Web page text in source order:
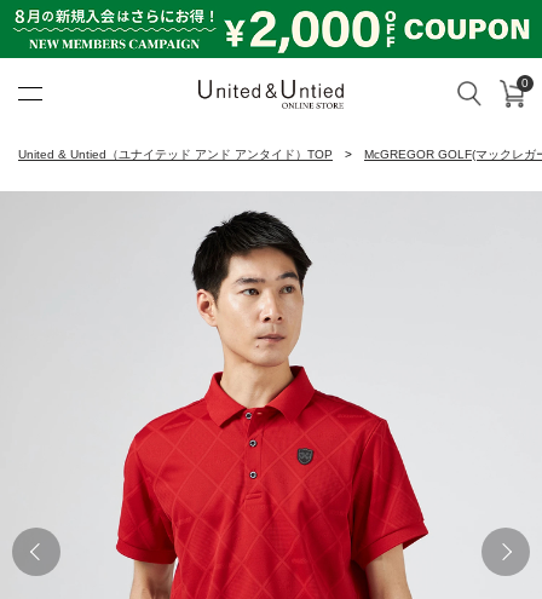
検索 カ
0
United & Untied（ユナイテッド アンド アンタイド）TOP McGREGOR GOLF(マックレガ
Previous